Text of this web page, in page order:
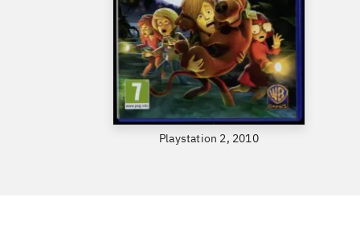
Playstation 2, 2010